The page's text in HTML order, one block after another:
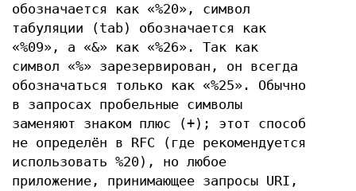
обозначается как «%20», символ
табуляции (tab) обозначается как
«%09», а «&» как «%26». Так как
символ «%» зарезервирован, он всегда
обозначаться только как «%25». Обычно
в запросах пробельные символы
заменяют знаком плюс (+); этот способ
не определён в RFC (где рекомендуется
использовать %20), но любое
приложение, принимающее запросы URI,